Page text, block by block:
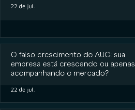
22 de jul.
O falso crescimento do AUC: sua
empresa está crescendo ou apenas
acompanhando o mercado?
22 de jul.